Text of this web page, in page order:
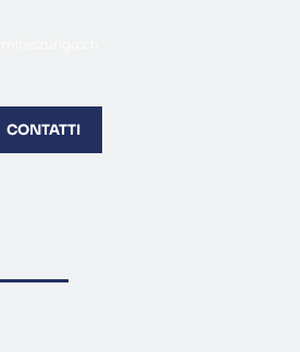
CONTATTI